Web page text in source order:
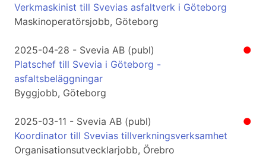
Verkmaskinist till Svevias asfaltverk i Göteborg
Maskinoperatörsjobb, Göteborg
●
2025-04-28 - Svevia AB (publ)
Platschef till Svevia i Göteborg -
asfaltsbeläggningar
Byggjobb, Göteborg
●
2025-03-11 - Svevia AB (publ)
Koordinator till Svevias tillverkningsverksamhet
Organisationsutvecklarjobb, Örebro